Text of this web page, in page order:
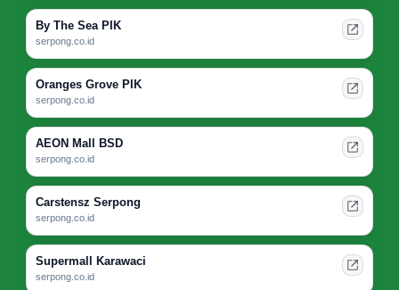
By The Sea PIK
serpong.co.id
Oranges Grove PIK
serpong.co.id
AEON Mall BSD
serpong.co.id
Carstensz Serpong
serpong.co.id
Supermall Karawaci
serpong.co.id